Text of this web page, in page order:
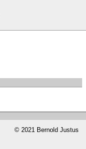
© 2021 Bernold Justus